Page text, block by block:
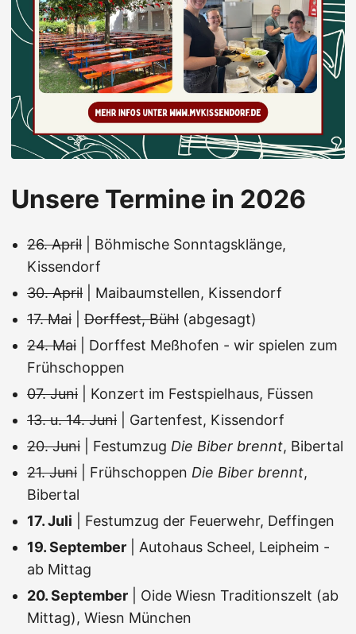
Unsere Termine in 2026
26. April | Böhmische Sonntagsklänge,
Kissendorf
30. April | Maibaumstellen, Kissendorf
17. Mai
Dorffest, Bühl (abgesagt)
24. Mai | Dorffest Meßhofen - wir spielen zum
Frühschoppen
07. Juni | Konzert im Festspielhaus, Füssen
13. u. 14. Juni | Gartenfest, Kissendorf
20. Juni | Festumzug Die Biber brennt, Bibertal
21. Juni | Frühschoppen Die Biber brennt,
Bibertal
17. Juli | Festumzug der Feuerwehr, Deffingen
19. September | Autohaus Scheel, Leipheim -
ab Mittag
20. September | Oide Wiesn Traditionszelt (ab
Mittag), Wiesn München